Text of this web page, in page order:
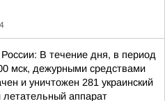
В течение дня, в период
мск, дежурными средствами
и уничтожен 281 украинский
летательный аппарат